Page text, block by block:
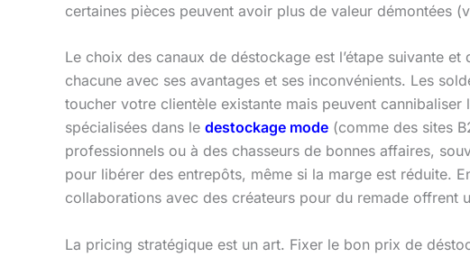
certaines pièces peuvent avoir plus de valeur démontées
Le choix des canaux de déstockage est l’étape suivante
chacune avec ses avantages et ses inconvénients. Les
toucher votre clientèle existante mais peuvent
spécialisées dans le destockage mode (comme des sites
professionnels ou à des chasseurs de bonnes affaires,
pour libérer des entrepôts, même si la marge est réduite.
collaborations avec des créateurs pour du remade offrent
La pricing stratégique est un art. Fixer le bon prix de